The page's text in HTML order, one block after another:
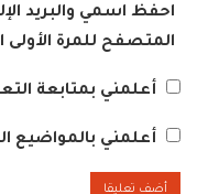
احفظ اسمي والبريد
المتصفح للمرة الأولى
أعلمني بمتابعة
أعلمني بالمواضيع